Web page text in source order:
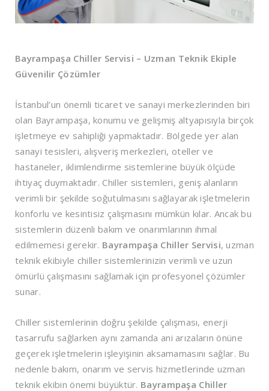
Bayrampaşa Chiller Servisi – Uzman Teknik Ekiple
Güvenilir Çözümler
İstanbul’un önemli ticaret ve sanayi merkezlerinden biri
olan Bayrampaşa, konumu ve gelişmiş altyapısıyla birçok
işletmeye ev sahipliği yapmaktadır. Bölgede yer alan
sanayi tesisleri, alışveriş merkezleri, oteller ve
hastaneler, iklimlendirme sistemlerine büyük ölçüde
ihtiyaç duymaktadır. Chiller sistemleri, geniş alanların
verimli bir şekilde soğutulmasını sağlayarak işletmelerin
konforlu ve kesintisiz çalışmasını mümkün kılar. Ancak bu
sistemlerin düzenli bakım ve onarımlarının ihmal
edilmemesi gerekir. Bayrampaşa Chiller Servisi, uzman
teknik ekibiyle chiller sistemlerinizin verimli ve uzun
ömürlü çalışmasını sağlamak için profesyonel çözümler
sunar.
Chiller sistemlerinin doğru şekilde çalışması, enerji
tasarrufu sağlarken aynı zamanda ani arızaların önüne
geçerek işletmelerin işleyişinin aksamamasını sağlar. Bu
nedenle bakım, onarım ve servis hizmetlerinde uzman
teknik ekibin önemi büyüktür. Bayrampaşa Chiller